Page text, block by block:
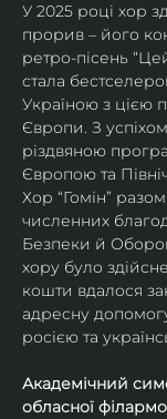
У 2025 році хор
прорив – його
ретро-пісень
стала
Україною з цією
Європи. З
різдвяною
Європою та
Хор “Гомін”
численних
Безпеки й
хору було
кошти вдалося
адре​​сну
росією та
Академічний
обласної